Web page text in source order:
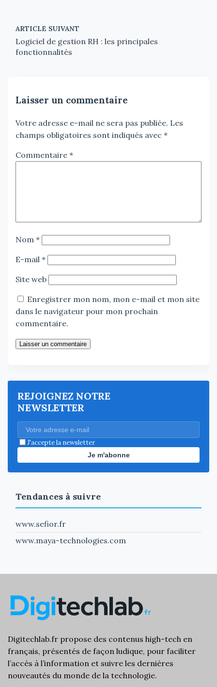
ARTICLE SUIVANT
Logiciel de gestion RH : les principales
fonctionnalités
Laisser un commentaire
Votre adresse e-mail ne sera pas publiée. Les
champs obligatoires sont indiqués avec *
Commentaire *
Nom *
E-mail *
Site web
Enregistrer mon nom, mon e-mail et mon site
dans le navigateur pour mon prochain
commentaire.
Laisser un commentaire
REJOIGNEZ NOTRE
NEWSLETTER
J'accepte la newsletter
Je m'abonne
Tendances à suivre
www.sefior.fr
www.maya-technologies.com
Digitechlab.fr propose des contenus high-tech en
français, présentés de façon ludique, pour faciliter
l’accès à l’information et suivre les dernières
nouveautés du monde de la technologie.